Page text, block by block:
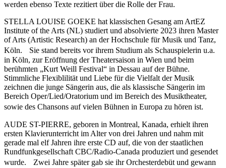
werden ebenso Texte rezitiert über die Rolle der Frau.
STELLA LOUISE GOEKE hat klassischen Gesang am ArtEZ
Institute of the Arts (NL) studiert und absolvierte 2023 ihren Master
of Arts (Artistic Research) an der Hochschule für Musik und Tanz,
Köln. Sie stand bereits vor ihrem Studium als Schauspielerin u.a.
in Köln, zur Eröffnung der Theatersaison in Wien und beim
berühmten „Kurt Weill Festival“ in Dessau auf der Bühne.
Stimmliche Flexiblilität und Liebe für die Vielfalt der Musik
zeichnen die junge Sängerin aus, die als klassische Sängerin im
Bereich Oper/Lied/Oratorium und im Bereich des Musiktheater,
sowie des Chansons auf vielen Bühnen in Europa zu hören ist. ‍
AUDE ST-PIERRE, geboren in Montreal, Kanada, erhielt ihren
ersten Klavierunterricht im Alter von drei Jahren und nahm mit
gerade mal elf Jahren ihre erste CD auf, die von der staatlichen
Rundfunkgesellschaft CBC/Radio-Canada produziert und gesendet
wurde. Zwei Jahre später gab sie ihr Orchesterdebüt und gewann